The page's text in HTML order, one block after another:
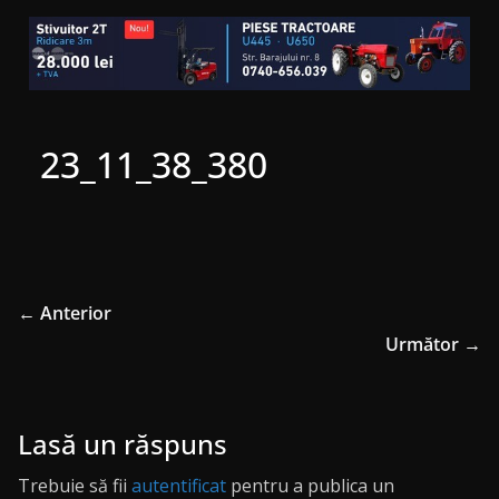
23_11_38_380
← Anterior
Următor →
Lasă un răspuns
Trebuie să fii autentificat pentru a publica un